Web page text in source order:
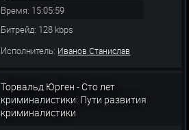
Время: 15:05:59
Битрейд: 128 kbps
Исполнитель: Иванов Станислав
Торвальд Юрген - Сто лет
криминалистики: Пути развития
криминалистики